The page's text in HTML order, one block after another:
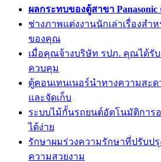
ผลกระทบของตู้สาขา
ช่างภาพแต่งงานนักเล่าเรื่องสำ
ของคุณ
เมื่อคุณจ้างบริษัท รปภ. คุณได้รั
ควบคุม
ตู้คอนเทนเนอร์นำทางความสะ
และจัดเก็บ
ระบบไม้กั้นรถยนต์อัตโนมัติการ
ได้ง่าย
รักษาผมร่วงความรักษาที่ปรับป
ความสวยงาม